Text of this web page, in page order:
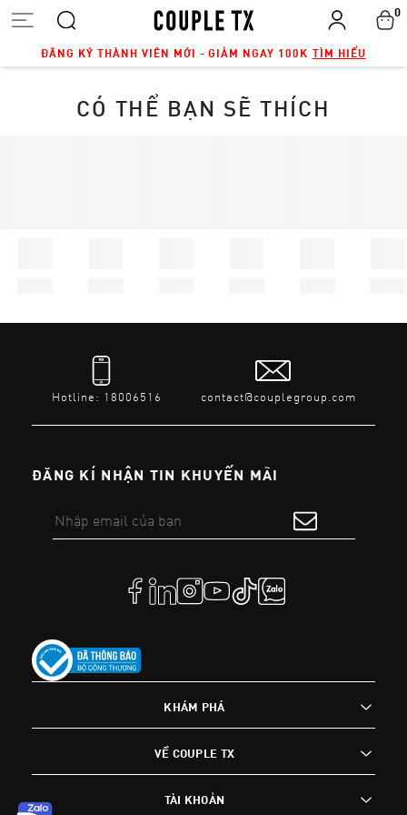
ĐĂNG KÝ THÀNH VIÊN MỚI - GIẢM NGAY 100K TÌM HIỂU
0
CÓ THỂ BẠN SẼ THÍCH
Hotline: 18006516 contact@couplegroup.com
ĐĂNG KÍ NHẬN TIN KHUYẾN MÃI
KHÁM PHÁ
VỀ COUPLE TX
TÀI KHOẢN